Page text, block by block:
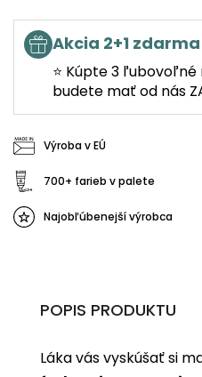
Akcia 2+1 zdarma
⭐ Kúpte 3
budete mať od nás
Výroba v EÚ
700+ farieb v palete
Najobľúbenejší výrobca
POPIS PRODUKTU
Láka vás vyskúšať si